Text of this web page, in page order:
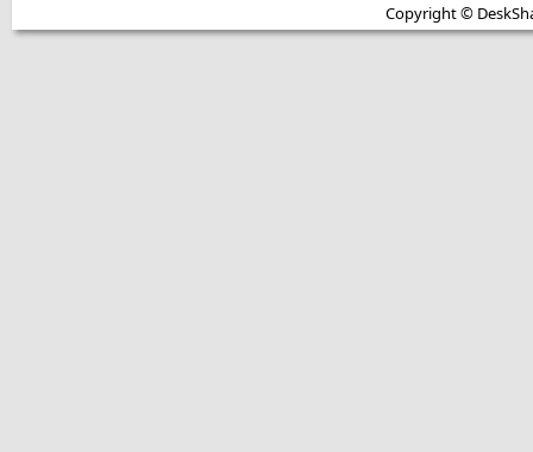
Copyright ©